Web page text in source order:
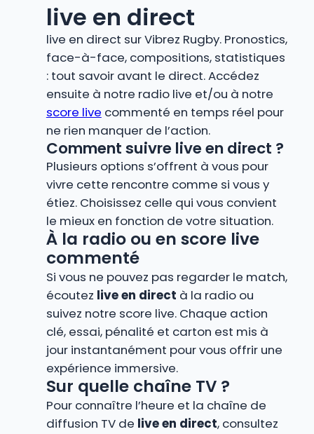
live en direct
live en direct sur Vibrez Rugby. Pronostics,
face-à-face, compositions, statistiques
: tout savoir avant le direct. Accédez
ensuite à notre radio live et/ou à notre
score live commenté en temps réel pour
ne rien manquer de l’action.
Comment suivre live en direct ?
Plusieurs options s’offrent à vous pour
vivre cette rencontre comme si vous y
étiez. Choisissez celle qui vous convient
le mieux en fonction de votre situation.
À la radio ou en score live
commenté
Si vous ne pouvez pas regarder le match,
écoutez live en direct à la radio ou
suivez notre score live. Chaque action
clé, essai, pénalité et carton est mis à
jour instantanément pour vous offrir une
expérience immersive.
Sur quelle chaîne TV ?
Pour connaître l’heure et la chaîne de
diffusion TV de live en direct, consultez